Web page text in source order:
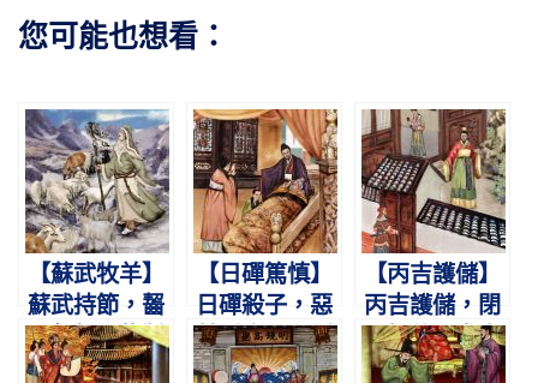
您可能也想看：
【蘇武牧羊】
蘇武持節，齧
雪餐氈。牧羝
海上，一十九
【日磾篤慎】
日磾殺子，惡
其淫亂。願副
霍光，不使輕
【丙吉護儲】
丙吉護儲，閉
門拒使。宣帝
登基，不道前